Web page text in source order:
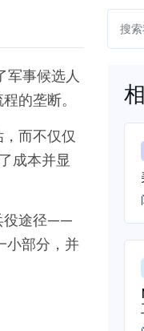
军事候选人
的垄断。
而不仅仅
成本并显
役途径——
小部分，并